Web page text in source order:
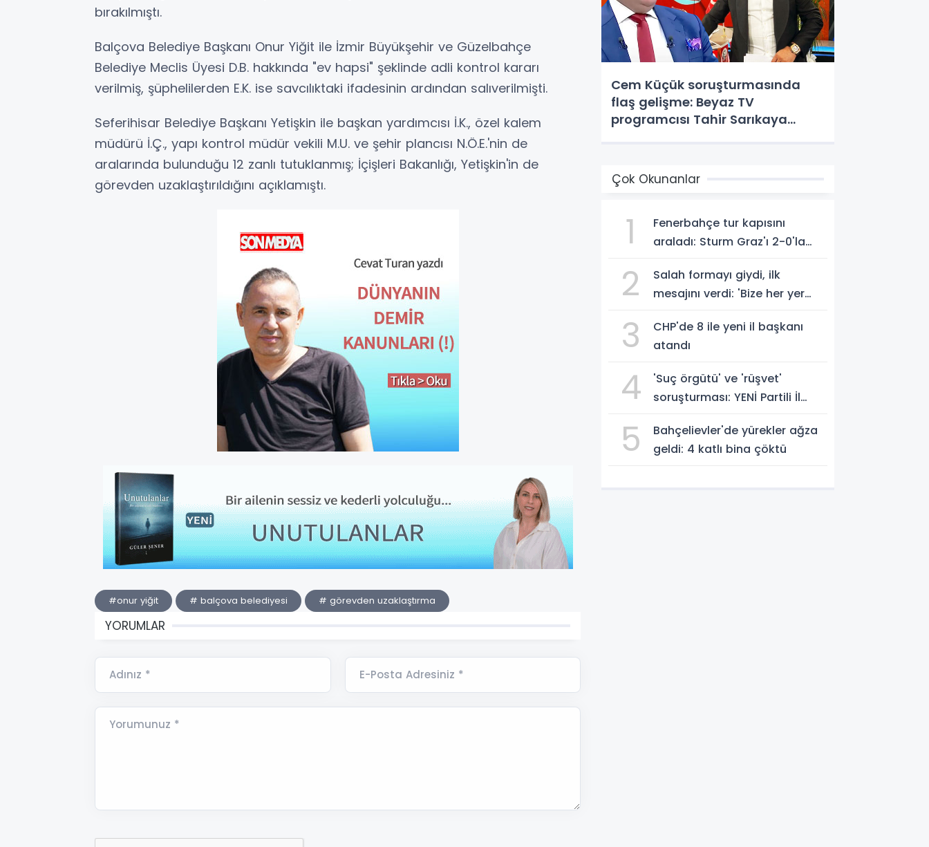
bırakılmıştı.
Balçova Belediye Başkanı Onur Yiğit ile İzmir Büyükşehir ve Güzelbahçe
Belediye Meclis Üyesi D.B. hakkında "ev hapsi" şeklinde adli kontrol kararı
verilmiş, şüphelilerden E.K. ise savcılıktaki ifadesinin ardından salıverilmişti.
Seferihisar Belediye Başkanı Yetişkin ile başkan yardımcısı İ.K., özel kalem
müdürü İ.Ç., yapı kontrol müdür vekili M.U. ve şehir plancısı N.Ö.E.'nin de
aralarında bulunduğu 12 zanlı tutuklanmış; İçişleri Bakanlığı, Yetişkin'in de
görevden uzaklaştırıldığını açıklamıştı.
#onur yiğit # balçova belediyesi # görevden uzaklaştırma
YORUMLAR
Adınız * E-Posta Adresiniz *
Yorumunuz *
Cem Küçük soruşturmasında
flaş gelişme: Beyaz TV
programcısı Tahir Sarıkaya
Çok Okunanlar
1
Fenerbahçe tur kapısını
araladı: Sturm Graz'ı 2-0'la
2
Salah formayı giydi, ilk
mesajını verdi: 'Bize her yer
3
CHP'de 8 ile yeni il başkanı
atandı
4
'Suç örgütü' ve 'rüşvet'
soruşturması: YENİ Partili İl
gözaltında
5
Bahçelievler'de yürekler ağza
geldi: 4 katlı bina çöktü